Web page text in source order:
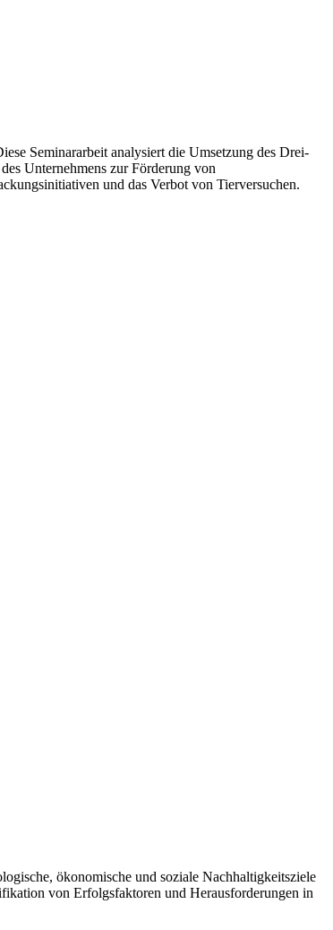
Seminararbeit analysiert die Umsetzung des Drei-
Unternehmens zur Förderung von
und das Verbot von Tierversuchen.
ökonomische und soziale Nachhaltigkeitsziele
von Erfolgsfaktoren und Herausforderungen in